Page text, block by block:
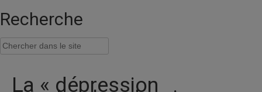
Recherche
La « dépression